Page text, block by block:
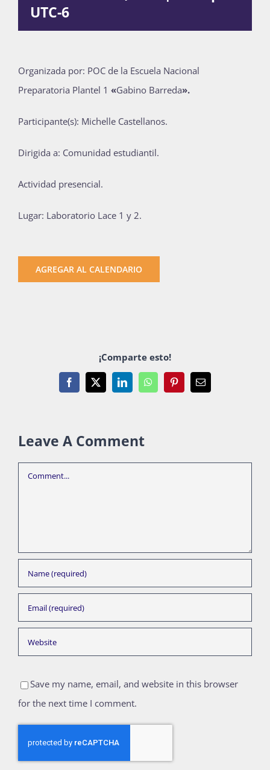
Bienvenida generación 2027-1
UTC-6
Organizada por: POC de la Escuela Nacional
Preparatoria Plantel 1 «Gabino Barreda».
Participante(s): Michelle Castellanos.
Dirigida a: Comunidad estudiantil.
Actividad presencial.
Lugar: Laboratorio Lace 1 y 2.
AGREGAR AL CALENDARIO
¡Comparte esto!
Facebook
X LinkedInWhatsAppPinterestEmail
Leave A Comment
Comment
Save my name, email, and website in this browser
for the next time I comment.